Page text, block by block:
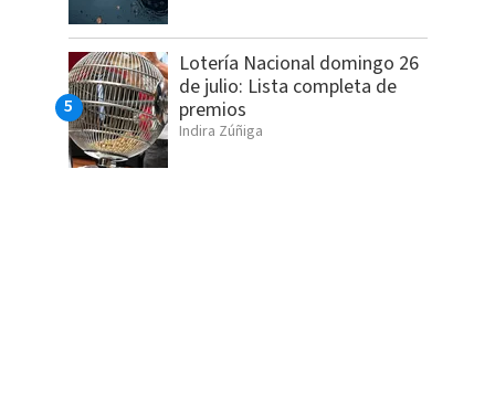
Lotería Nacional domingo 26
de julio: Lista completa de
premios
Indira Zúñiga